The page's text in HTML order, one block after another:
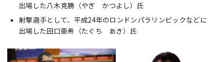
出場した八木克勝（やぎ かつよし）氏
射撃選手として、平成24年のロンドンパラリンピックなどに
出場した田口亜希（たぐち あき）氏